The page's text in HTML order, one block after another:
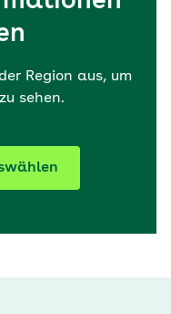
Region aus, um
sehen.